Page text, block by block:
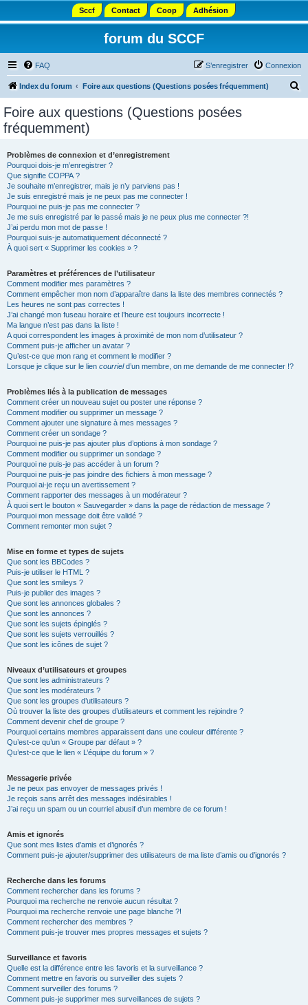
Sccf Contact Coop Adhésion
forum du SCCF
FAQ Connexion
S’enregistrer
Index du forum Foire aux questions (Questions posées fréquemment)
Foire aux questions (Questions posées
fréquemment)
Problèmes de connexion et d’enregistrement
Pourquoi dois-je m’enregistrer ?
Que signifie COPPA ?
Je souhaite m’enregistrer, mais je n’y parviens pas !
Je suis enregistré mais je ne peux pas me connecter !
Pourquoi ne puis-je pas me connecter ?
Je me suis enregistré par le passé mais je ne peux plus me connecter ?!
J’ai perdu mon mot de passe !
Pourquoi suis-je automatiquement déconnecté ?
À quoi sert « Supprimer les cookies » ?
Paramètres et préférences de l’utilisateur
Comment modifier mes paramètres ?
Comment empêcher mon nom d’apparaître dans la liste des membres connectés ?
Les heures ne sont pas correctes !
J’ai changé mon fuseau horaire et l’heure est toujours incorrecte !
Ma langue n’est pas dans la liste !
A quoi correspondent les images à proximité de mon nom d’utilisateur ?
Comment puis-je afficher un avatar ?
Qu’est-ce que mon rang et comment le modifier ?
Lorsque je clique sur le lien courrield’un membre, on me demande de me connecter !?
Problèmes liés à la publication de messages
Comment créer un nouveau sujet ou poster une réponse ?
Comment modifier ou supprimer un message ?
Comment ajouter une signature à mes messages ?
Comment créer un sondage ?
Pourquoi ne puis-je pas ajouter plus d’options à mon sondage ?
Comment modifier ou supprimer un sondage ?
Pourquoi ne puis-je pas accéder à un forum ?
Pourquoi ne puis-je pas joindre des fichiers à mon message ?
Pourquoi ai-je reçu un avertissement ?
Comment rapporter des messages à un modérateur ?
À quoi sert le bouton « Sauvegarder » dans la page de rédaction de message ?
Pourquoi mon message doit être validé ?
Comment remonter mon sujet ?
Mise en forme et types de sujets
Que sont les BBCodes ?
Puis-je utiliser le HTML ?
Que sont les smileys ?
Puis-je publier des images ?
Que sont les annonces globales ?
Que sont les annonces ?
Que sont les sujets épinglés ?
Que sont les sujets verrouillés ?
Que sont les icônes de sujet ?
Niveaux d’utilisateurs et groupes
Que sont les administrateurs ?
Que sont les modérateurs ?
Que sont les groupes d’utilisateurs ?
Où trouver la liste des groupes d’utilisateurs et comment les rejoindre ?
Comment devenir chef de groupe ?
Pourquoi certains membres apparaissent dans une couleur différente ?
Qu’est-ce qu’un « Groupe par défaut » ?
Qu’est-ce que le lien « L’équipe du forum » ?
Messagerie privée
Je ne peux pas envoyer de messages privés !
Je reçois sans arrêt des messages indésirables !
J’ai reçu un spam ou un courriel abusif d’un membre de ce forum !
Amis et ignorés
Que sont mes listes d’amis et d’ignorés ?
Comment puis-je ajouter/supprimer des utilisateurs de ma liste d’amis ou d’ignorés ?
Recherche dans les forums
Comment rechercher dans les forums ?
Pourquoi ma recherche ne renvoie aucun résultat ?
Pourquoi ma recherche renvoie une page blanche ?!
Comment rechercher des membres ?
Comment puis-je trouver mes propres messages et sujets ?
Surveillance et favoris
Quelle est la différence entre les favoris et la surveillance ?
Comment mettre en favoris ou surveiller des sujets ?
Comment surveiller des forums ?
Comment puis-je supprimer mes surveillances de sujets ?